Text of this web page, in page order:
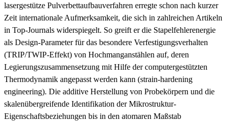
lasergestütze Pulverbettaufbauverfahren erregte schon nach kurzer
Zeit internationale Aufmerksamkeit, die sich in zahlreichen Artikeln
in Top-Journals widerspiegelt. So greift er die Stapelfehlerenergie
als Design-Parameter für das besondere Verfestigungsverhalten
(TRIP/TWIP-Effekt) von Hochmanganstählen auf, deren
Legierungszusammensetzung mit Hilfe der computergestützten
Thermodynamik angepasst werden kann (strain-hardening
engineering). Die additive Herstellung von Probekörpern und die
skalenübergreifende Identifikation der Mikrostruktur-
Eigenschaftsbeziehungen bis in den atomaren Maßstab